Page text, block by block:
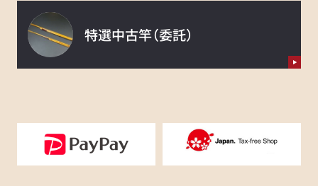
特選中古竿（委託）